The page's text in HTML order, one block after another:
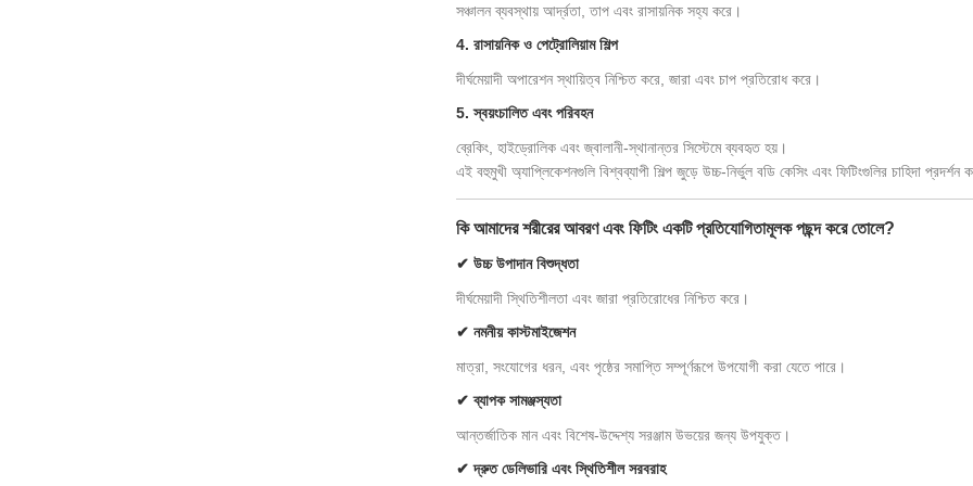
সঞ্চালন ব্যবস্থায় আর্দ্রতা, তাপ এবং রাসায়নিক সহ্য করে।
4. রাসায়নিক ও পেট্রোলিয়াম শিল্প
দীর্ঘমেয়াদী অপারেশন স্থায়িত্ব নিশ্চিত করে, জারা এবং চাপ প্রতিরোধ করে।
5. স্বয়ংচালিত এবং পরিবহন
ব্রেকিং, হাইড্রোলিক এবং জ্বালানী-স্থানান্তর সিস্টেমে ব্যবহৃত হয়।
এই বহুমুখী অ্যাপ্লিকেশনগুলি বিশ্বব্যাপী শিল্প জুড়ে উচ্চ-নির্ভুল বডি কেসিং এবং ফিটিংগুলির চাহিদা প্রদর্শন
কি আমাদের শরীরের আবরণ এবং ফিটিং একটি প্রতিযোগিতামূলক পছন্দ করে তোলে?
✔ উচ্চ উপাদান বিশুদ্ধতা
দীর্ঘমেয়াদী স্থিতিশীলতা এবং জারা প্রতিরোধের নিশ্চিত করে।
✔ নমনীয় কাস্টমাইজেশন
মাত্রা, সংযোগের ধরন, এবং পৃষ্ঠের সমাপ্তি সম্পূর্ণরূপে উপযোগী করা যেতে পারে।
✔ ব্যাপক সামঞ্জস্যতা
আন্তর্জাতিক মান এবং বিশেষ-উদ্দেশ্য সরঞ্জাম উভয়ের জন্য উপযুক্ত।
✔ দ্রুত ডেলিভারি এবং স্থিতিশীল সরবরাহ